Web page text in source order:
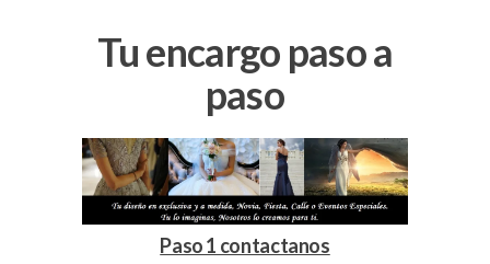
Tu encargo paso a
paso
Paso 1 contactanos